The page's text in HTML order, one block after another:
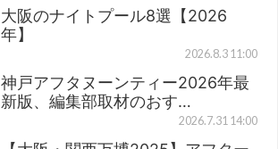
大阪のナイトプール8選【2026
年】
2026.8.3 11:00
神戸アフタヌーンティー2026年最
新版、編集部取材のおす…
2026.7.31 14:00